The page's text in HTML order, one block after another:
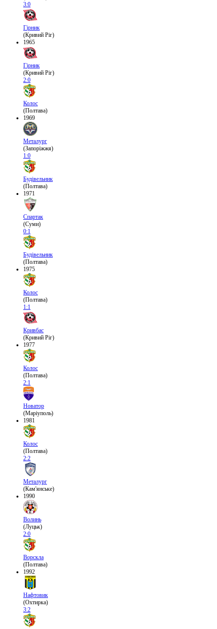
3:0
Гірник
(Кривий Ріг)
1965
Гірник
(Кривий Ріг)
2:0
Колос
(Полтава)
1969
Металург
(Запоріжжя)
1:0
Будівельник
(Полтава)
1971
Спартак
(Суми)
0:1
Будівельник
(Полтава)
1975
Колос
(Полтава)
1:1
Кривбас
(Кривий Ріг)
1977
Колос
(Полтава)
2:1
Новатор
(Маріуполь)
1981
Колос
(Полтава)
2:2
Металург
(Кам'янське)
1990
Волинь
(Луцьк)
2:0
Ворскла
(Полтава)
1992
Нафтовик
(Охтирка)
3:2